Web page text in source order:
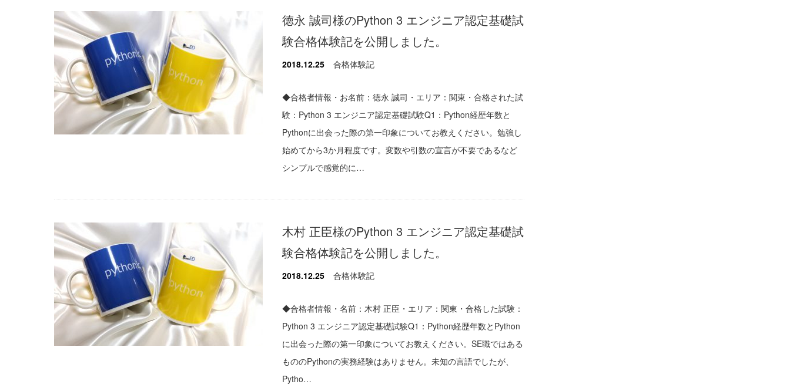
徳永 誠司様のPython 3 エンジニア認定基礎試
験合格体験記を公開しました。
2018.12.25 合格体験記
◆合格者情報・お名前：徳永 誠司・エリア：関東・合格された試
験：Python 3 エンジニア認定基礎試験Q1：Python経歴年数と
Pythonに出会った際の第一印象についてお教えください。勉強し
始めてから3か月程度です。変数や引数の宣言が不要であるなど
シンプルで感覚的に…
木村 正臣様のPython 3 エンジニア認定基礎試
験合格体験記を公開しました。
2018.12.25 合格体験記
◆合格者情報・名前：木村 正臣・エリア：関東・合格した試験：
Python 3 エンジニア認定基礎試験Q1：Python経歴年数とPython
に出会った際の第一印象についてお教えください。SE職ではある
もののPythonの実務経験はありません。未知の言語でしたが、
Pytho…